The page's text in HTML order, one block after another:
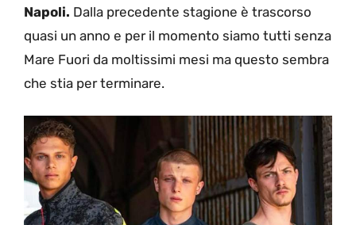
Napoli. Dalla precedente stagione è trascorso
quasi un anno e per il momento siamo tutti senza
Mare Fuori da moltissimi mesi ma questo sembra
che stia per terminare.